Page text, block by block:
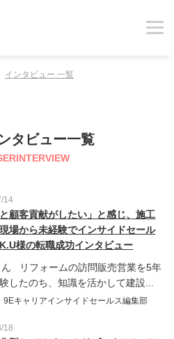
インタビュー 一覧
タビュー一覧
14
と顧客貢献がしたい」と感じ、施工
場から未経験でインサイドセール
様の転職成功インタビュー
ん リフォームの訪問販売営業を5年
したのち、知識を活かして建設...
9Eキャリアインサイドセールス編集部
18